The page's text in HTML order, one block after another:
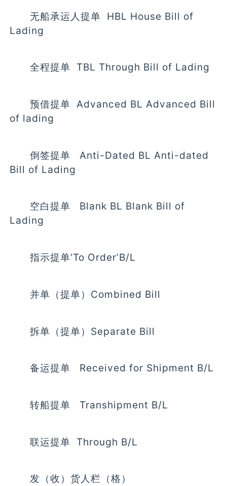
无船承运人提单 HBL House Bill of
Lading
全程提单 TBL Through Bill of Lading
预借提单 Advanced BL Advanced Bill
of lading
倒签提单 Anti-Dated BL Anti-dated
Bill of Lading
空白提单 Blank BL Blank Bill of
Lading
指示提单‘To Order’B/L
并单（提单）Combined Bill
拆单（提单）Separate Bill
备运提单 Received for Shipment B/L
转船提单 Transhipment B/L
联运提单 Through B/L
发（收）货人栏（格）